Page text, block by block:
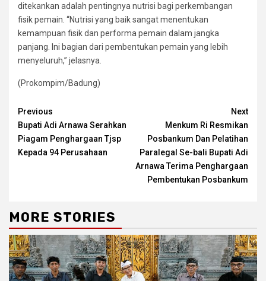
ditekankan adalah pentingnya nutrisi bagi perkembangan
fisik pemain. “Nutrisi yang baik sangat menentukan
kemampuan fisik dan performa pemain dalam jangka
panjang. Ini bagian dari pembentukan pemain yang lebih
menyeluruh,” jelasnya.
(Prokompim/Badung)
Continue
Reading
Previous
Bupati Adi Arnawa Serahkan
Piagam Penghargaan Tjsp
Kepada 94 Perusahaan
Next
Menkum Ri Resmikan
Posbankum Dan Pelatihan
Paralegal Se-bali Bupati Adi
Arnawa Terima Penghargaan
Pembentukan Posbankum
MORE STORIES